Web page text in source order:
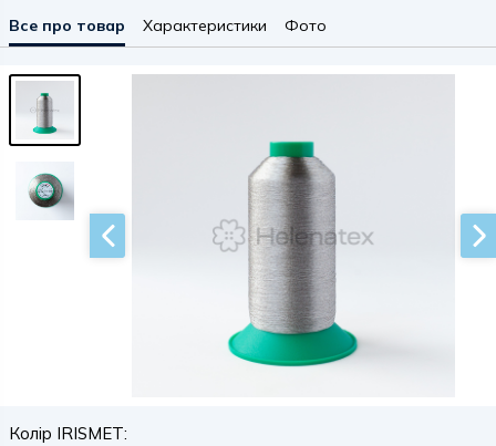
Все про товар Характеристики Фото
Колір IRISMET: